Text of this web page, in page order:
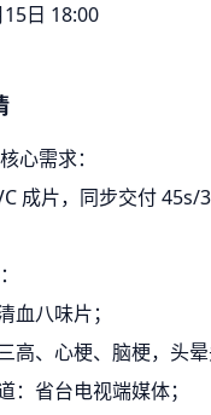
日 18:00
心需求：
成片，同步交付 45s/
血八味片；
高、心梗、脑梗，头
：省台电视端媒体；